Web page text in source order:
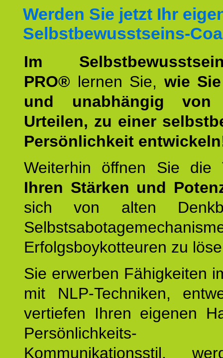
Werden Sie jetzt Ihr
Selbstbewusstseins-
Im
PRO® lernen Sie, wie
und unabhängig von
Urteilen, zu einer
Persönlichkeit
Weiterhin öffnen Sie
Ihren Stärken und
sich von alten
Erfolgsboykotteuren zu
Sie erwerben Fähigkeiten
mit NLP-Techniken,
vertiefen Ihren eigenen
Kommunikationsstil,